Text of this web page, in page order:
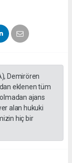
Demirören
eklenen tüm
ajans
alan hukuki
hiç bir